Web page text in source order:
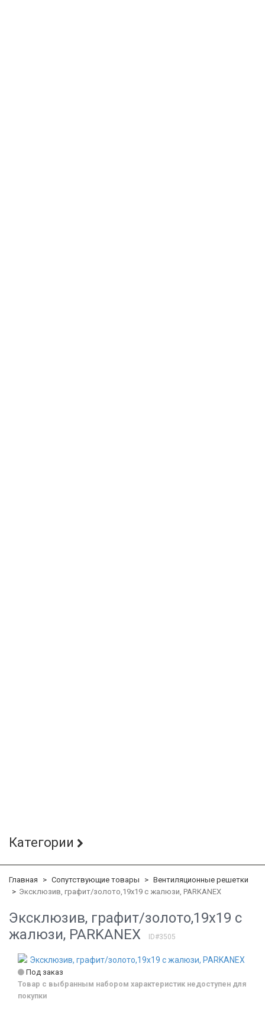
Категории
Главная Сопутствующие товары
Вентиляционные решетки
Эксклюзив, графит/золото,19x19 с жалюзи, PARKANEX
Эксклюзив, графит/золото,19x19 с
жалюзи, PARKANEX
ID#3505
Под заказ
Товар с выбранным набором характеристик недоступен для
покупки